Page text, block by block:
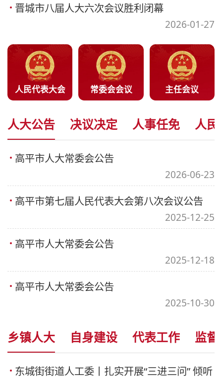
晋城市八届人大六次会议胜利闭幕
2026-01-27
人民代表大会 常委会会议 主任会议
人大公告 决议决定 人事任免 人民
高平市人大常委会公告
2026-06-23
高平市第七届人民代表大会第八次会议公告
2025-12-25
高平市人大常委会公告
2025-12-18
高平市人大常委会公告
2025-10-30
乡镇人大 自身建设 代表工作 监
东城街街道人工委丨扎实开展“三进三问” 倾听